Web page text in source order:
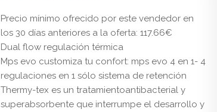
Precio mínimo ofrecido por este vendedor en
los 30 días anteriores a la oferta: 117.66€
Dual flow regulación térmica
Mps evo customiza tu confort: mps evo 4 en 1- 4
regulaciones en 1 sólo sistema de retención
Thermy-tex es un tratamientoantibacterial y
superabsorbente que interrumpe el desarrollo y